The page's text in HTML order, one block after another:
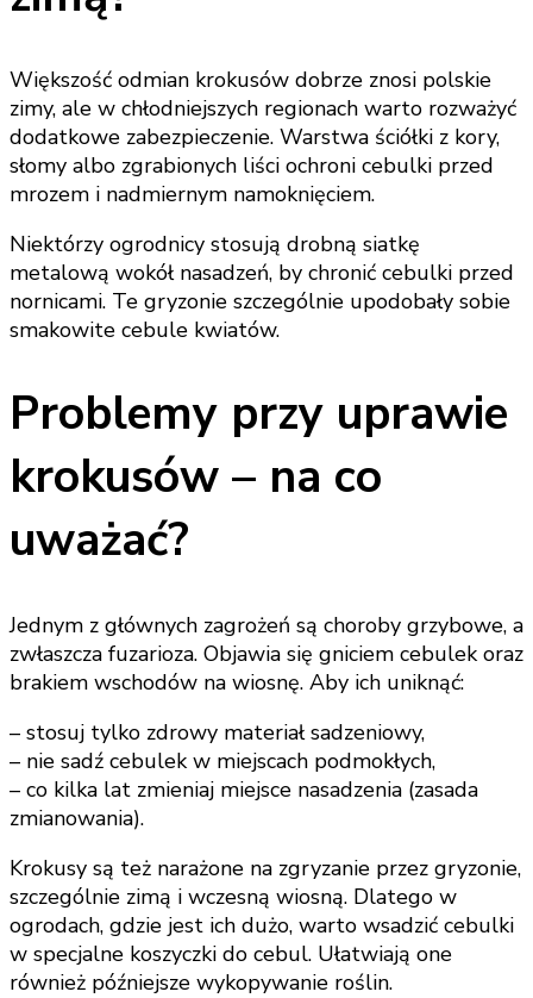
Większość odmian krokusów dobrze znosi polskie
zimy, ale w chłodniejszych regionach warto rozważyć
dodatkowe zabezpieczenie. Warstwa ściółki z kory,
słomy albo zgrabionych liści ochroni cebulki przed
mrozem i nadmiernym namoknięciem.
Niektórzy ogrodnicy stosują drobną siatkę
metalową wokół nasadzeń, by chronić cebulki przed
nornicami. Te gryzonie szczególnie upodobały sobie
smakowite cebule kwiatów.
Problemy przy uprawie
krokusów – na co
uważać?
Jednym z głównych zagrożeń są choroby grzybowe, a
zwłaszcza fuzarioza. Objawia się gniciem cebulek oraz
brakiem wschodów na wiosnę. Aby ich uniknąć:
– stosuj tylko zdrowy materiał sadzeniowy,
– nie sadź cebulek w miejscach podmokłych,
– co kilka lat zmieniaj miejsce nasadzenia (zasada
zmianowania).
Krokusy są też narażone na zgryzanie przez gryzonie,
szczególnie zimą i wczesną wiosną. Dlatego w
ogrodach, gdzie jest ich dużo, warto wsadzić cebulki
w specjalne koszyczki do cebul. Ułatwiają one
również późniejsze wykopywanie roślin.